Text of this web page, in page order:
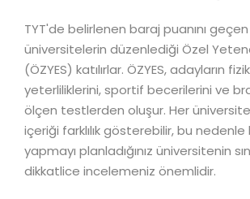
TYT'de belirlenen baraj puanını
üniversitelerin düzenlediği Özel
(ÖZYES) katılırlar. ÖZYES, adayların
yeterliliklerini, sportif becerilerini ve
ölçen testlerden oluşur. Her
içeriği farklılık gösterebilir, bu nedenle
yapmayı planladığınız üniversitenin
dikkatlice incelemeniz önemlidir.